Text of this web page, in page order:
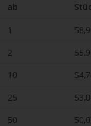
ab
1
2
10
25
50